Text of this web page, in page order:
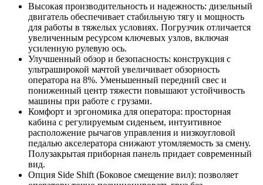
Высокая производительность и надежность: дизельный
двигатель обеспечивает стабильную тягу и мощность
для работы в тяжелых условиях. Погрузчик отличается
увеличенным ресурсом ключевых узлов, включая
усиленную рулевую ось.
Улучшенный обзор и безопасность: конструкция с
ультраширокой мачтой увеличивает обзорность
оператора на 8%. Уменьшенный передний свес и
пониженный центр тяжести повышают устойчивость
машины при работе с грузами.
Комфорт и эргономика для оператора: просторная
кабина с регулируемым сиденьем, интуитивное
расположение рычагов управления и низкоугловой
педалью акселератора снижают утомляемость за смену.
Полузакрытая приборная панель придает современный
вид.
Опция Side Shift (Боковое смещение вил): позволяет